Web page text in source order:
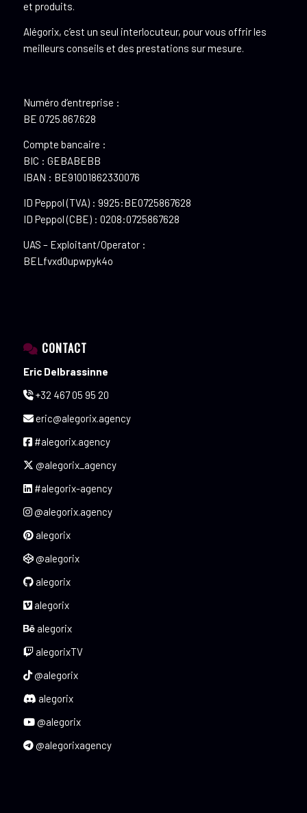
et produits.
Alégorix, c’est un seul interlocuteur, pour vous offrir les
meilleurs conseils et des prestations sur mesure.
Numéro d’entreprise :
BE 0725.867.628
Compte bancaire :
BIC : GEBABEBB
IBAN : BE91001862330076
ID Peppol (TVA) : 9925:BE0725867628
ID Peppol (CBE) : 0208:0725867628
UAS – Exploitant/Operator :
BELfvxd0upwpyk4o
CONTACT
Eric Delbrassinne
+32 467 05 95 20
eric@alegorix.agency
#alegorix.agency
@alegorix_agency
#alegorix-agency
@alegorix.agency
alegorix
@alegorix
alegorix
alegorix
alegorix
alegorixTV
@alegorix
alegorix
@alegorix
@alegorixagency